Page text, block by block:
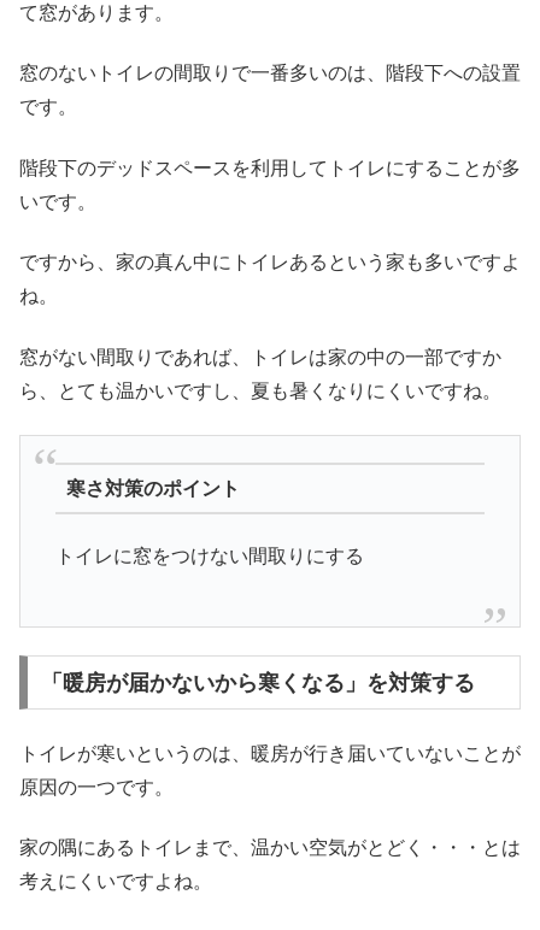
て窓があります。
窓のないトイレの間取りで一番多いのは、階段下への設置
です。
階段下のデッドスペースを利用してトイレにすることが多
いです。
ですから、家の真ん中にトイレあるという家も多いですよ
ね。
窓がない間取りであれば、トイレは家の中の一部ですか
ら、とても温かいですし、夏も暑くなりにくいですね。
寒さ対策のポイント
トイレに窓をつけない間取りにする
「暖房が届かないから寒くなる」を対策する
トイレが寒いというのは、暖房が行き届いていないことが
原因の一つです。
家の隅にあるトイレまで、温かい空気がとどく・・・とは
考えにくいですよね。